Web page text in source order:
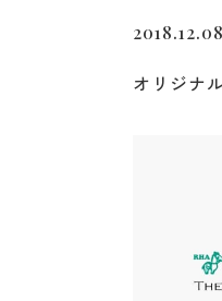
2018.12.08
オリジナ